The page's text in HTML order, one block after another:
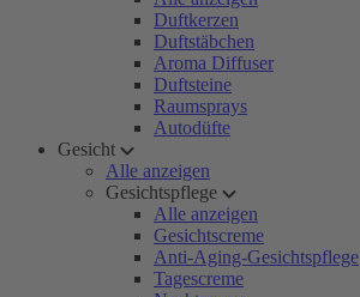
Duftkerzen
Duftstäbchen
Aroma Diffuser
Duftsteine
Raumsprays
Autodüfte
Gesicht
Alle anzeigen
Gesichtspflege
Alle anzeigen
Gesichtscreme
Anti-Aging-Gesichtspflege
Tagescreme